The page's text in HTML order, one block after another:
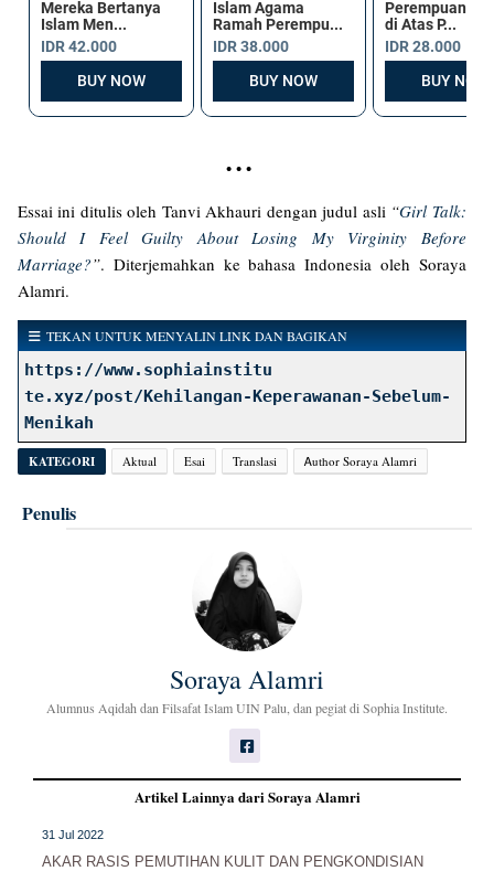
• • •
Essai ini ditulis oleh Tanvi Akhauri dengan judul asli “Girl Talk:
Should I Feel Guilty About Losing My Virginity Before
Marriage?”. Diterjemahkan ke bahasa Indonesia oleh Soraya
Alamri.
TEKAN UNTUK MENYALIN LINK DAN BAGIKAN
https://www.sophiainstitu
te.xyz/post/Kehilangan-Keperawanan-Sebelum-
Menikah
KATEGORI Aktual Esai Translasi Ꭺuthor Soraya Alamri
Penulis
Soraya Alamri
Alumnus Aqidah dan Filsafat Islam UIN Palu, dan pegiat di Sophia Institute.
Artikel Lainnya dari Soraya Alamri
31 Jul 2022
AKAR RASIS PEMUTIHAN KULIT DAN PENGKONDISIAN